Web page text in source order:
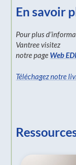
En savoir
Pour plus
Vantree visitez
notre page Web
Téléchagez notre